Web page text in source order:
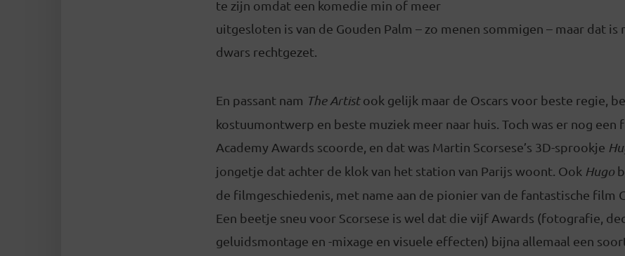
te zijn omdat een komedie min of meer
uitgesloten is van de Gouden Palm – zo menen sommigen – maar dat is
dwars rechtgezet.
En passant nam The Artistook gelijk maar de Oscars voor beste regie,
kostuumontwerp en beste muziek meer naar huis. Toch was er nog
Academy Awards scoorde, en dat was Martin Scorsese’s 3D-sprookje
jongetje dat achter de klok van het station van Parijs woont. Ook Hugo
de filmgeschiedenis, met name aan de pionier van de fantastische film
Een beetje sneu voor Scorsese is wel dat die vijf Awards (fotografie,
geluidsmontage en -mixage en visuele effecten) bijna allemaal een